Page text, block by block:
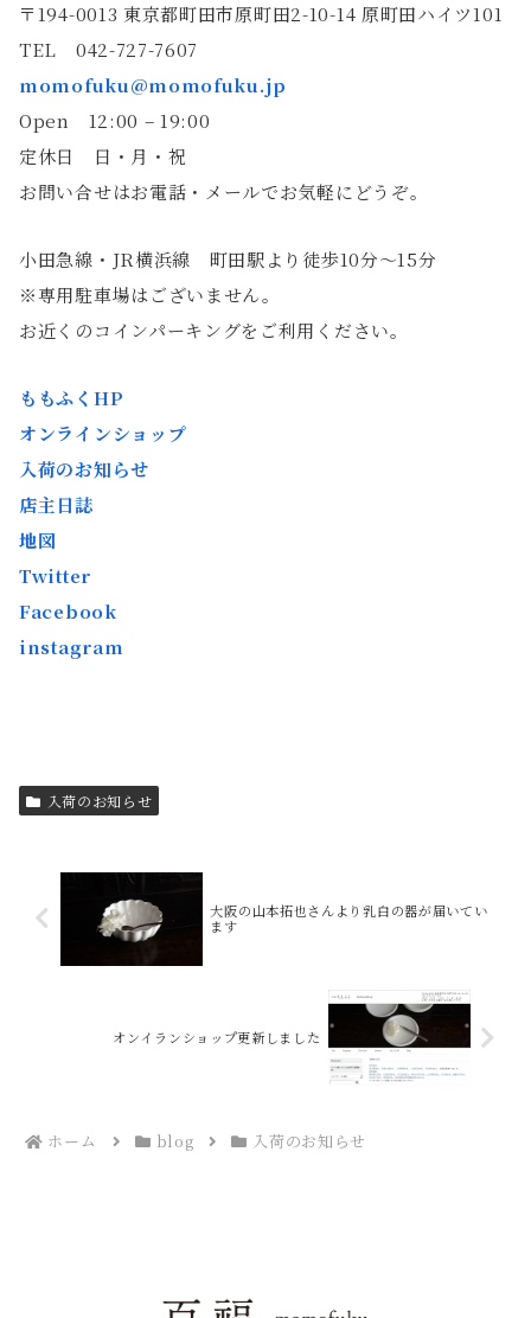
〒194-0013 東京都町田市原町田2-10-14 原町田ハイツ101
TEL 042-727-7607
momofuku@momofuku.jp
Open 12:00 – 19:00
定休日 日・月・祝
お問い合せはお電話・メールでお気軽にどうぞ。
小田急線・JR横浜線 町田駅より徒歩10分〜15分
※専用駐車場はございません。
お近くのコインパーキングをご利用ください。
ももふくHP
オンラインショップ
入荷のお知らせ
店主日誌
地図
Twitter
Facebook
instagram
入荷のお知らせ
大阪の山本拓也さんより乳白の器が届いてい
ます
オンイランショップ更新しました
ホーム blog 入荷のお知らせ